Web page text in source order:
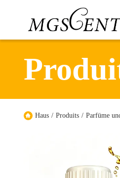
Haus / Produits / Parfüme